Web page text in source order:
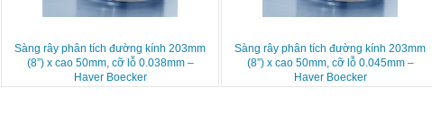
Sàng rây phân tích đường kính 203mm
(8”) x cao 50mm, cỡ lỗ 0.038mm –
Haver Boecker
Sàng rây phân tích đường kính 203mm
(8”) x cao 50mm, cỡ lỗ 0.045mm –
Haver Boecker